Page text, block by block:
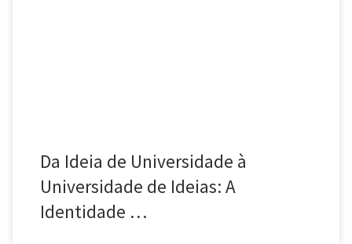
Da Ideia de Universidade à
Universidade de Ideias: A
Identidade …